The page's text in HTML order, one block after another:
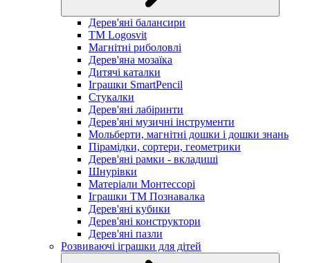
Дерев'яні балансири
TM Logosvit
Магнітні риболовлі
Дерев'яна мозаїка
Дитячі каталки
Іграшки SmartPencil
Стукалки
Дерев'яні лабіринти
Дерев'яні музичні інструменти
Мольберти, магнітні дошки і дошки знань
Пірамідки, сортери, геометрики
Дерев'яні рамки - вкладиші
Шнурівки
Матеріали Монтессорі
Іграшки ТМ Познавалка
Дерев'яні кубики
Дерев'яні конструктори
Дерев'яні пазли
Розвиваючі іграшки для дітей